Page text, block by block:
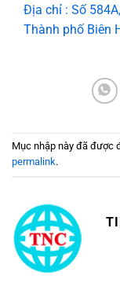
Địa chỉ : Số
Thành phố Biên
Mục nhập này đã được
permalink.